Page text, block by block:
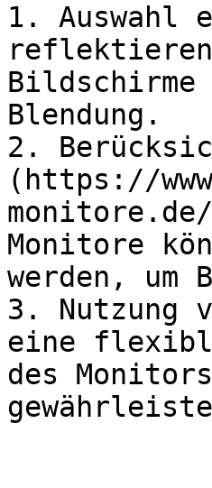
1. Auswahl
Blendung.
2.
(https://
Monitore
werden, um
3. Nutzung
eine flexible
des